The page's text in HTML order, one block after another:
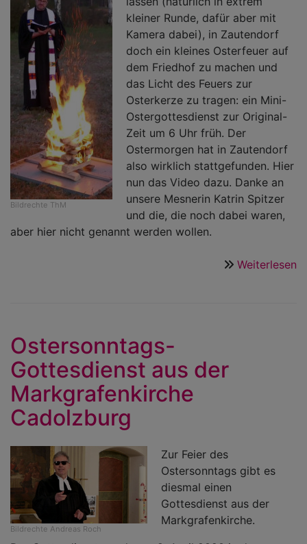
Bildrechte ThM
kleiner Runde, dafür aber mit
Kamera dabei), in Zautendorf
doch ein kleines Osterfeuer auf
dem Friedhof zu machen und
das Licht des Feuers zur
Osterkerze zu tragen: ein Mini-
Ostergottesdienst zur Original-
Zeit um 6 Uhr früh. Der
Ostermorgen hat in Zautendorf
also wirklich stattgefunden. Hier
nun das Video dazu. Danke an
unsere Mesnerin Katrin Spitzer
und die, die noch dabei waren,
aber hier nicht genannt werden wollen.
Weiterlesen
Ostersonntags-
Gottesdienst aus der
Markgrafenkirche
Cadolzburg
Bildrechte Andreas Roch
Zur Feier des
Ostersonntags gibt es
diesmal einen
Gottesdienst aus der
Markgrafenkirche.